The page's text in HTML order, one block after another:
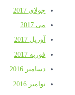
جولای 2017
می 2017
آوریل 2017
فوریه 2017
دسامبر 2016
نوامبر 2016